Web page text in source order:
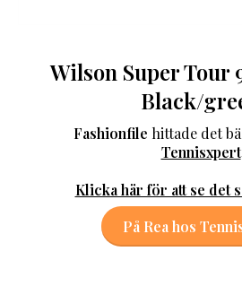
Wilson Super Tour
Black/
Fashionfile hittade det
Tennisxpert
Klicka här för att se det
På Rea hos